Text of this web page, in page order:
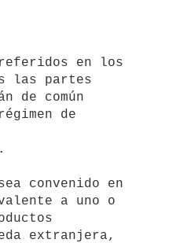
las partes
de común
de
a uno o
extranjera,